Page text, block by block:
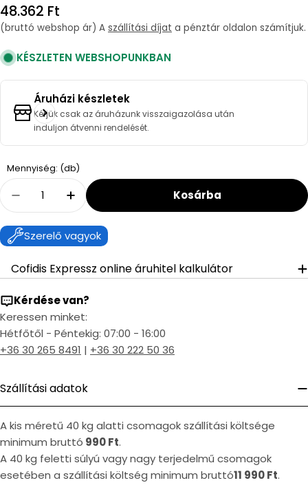
Regular
price
48.362 Ft
(bruttó webshop ár) A szállítási díjat a pénztár oldalon számítjuk.
KÉSZLETEN WEBSHOPUNKBAN
Áruházi készletek
Kérjük csak az áruházunk visszaigazolása után
induljon átvenni rendelését.
Mennyiség: (db)Quantity
Decrease Quantity For Climalife Greenway
Increase Quantity For Climalife
Kosárba
Szerelő vagyok
Cofidis Expressz online áruhitel kalkulátor
Kérdése van?
Keressen minket:
Hétfőtől - Péntekig: 07:00 - 16:00
+36 30 265 8491 | +36 30 222 50 36
Szállítási adatok
A kis méretű 40 kg alatti csomagok szállítási költsége
minimum bruttó 990 Ft.
A 40 kg feletti súlyú vagy nagy terjedelmű csomagok
esetében a szállítási költség minimum bruttó11 990 Ft.